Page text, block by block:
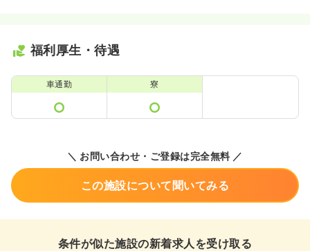
福利厚生・待遇
車通勤 寮
＼ お問い合わせ・ご登録は完全無料 ／
この施設について聞いてみる
条件が似た施設の新着求人を受け取る